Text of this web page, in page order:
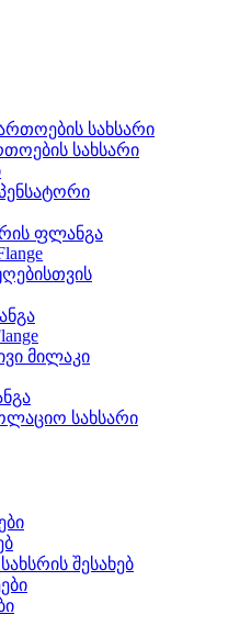
სახსარი
სახსარი
ფლანგა
მილაკი
სახსარი
შესახებ